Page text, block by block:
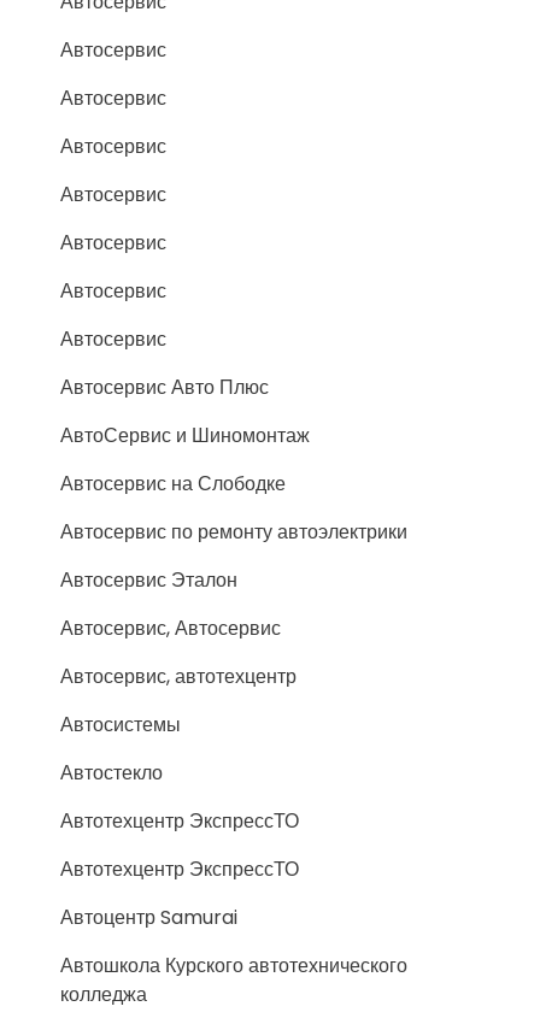
Автосервис
Автосервис
Автосервис
Автосервис
Автосервис
Автосервис
Автосервис
Автосервис Авто Плюс
АвтоСервис и Шиномонтаж
Автосервис на Слободке
Автосервис по ремонту автоэлектрики
Автосервис Эталон
Автосервис, Автосервис
Автосервис, автотехцентр
Автосистемы
Автостекло
Автотехцентр ЭкспрессТО
Автотехцентр ЭкспрессТО
Автоцентр Samurai
Автошкола Курского автотехнического
колледжа